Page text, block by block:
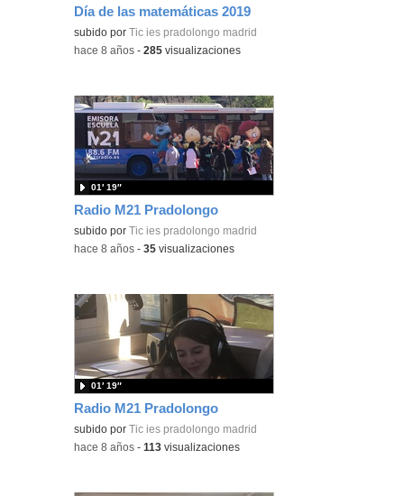
Día de las matemáticas 2019
subido porTic ies pradolongo madrid
-hace 8 años -285 visualizaciones
Radio M21 Pradolongo
subido porTic ies pradolongo madrid
01′ 19″
-hace 8 años -35 visualizaciones
Radio M21 Pradolongo
subido porTic ies pradolongo madrid
01′ 19″
-hace 8 años -113 visualizaciones